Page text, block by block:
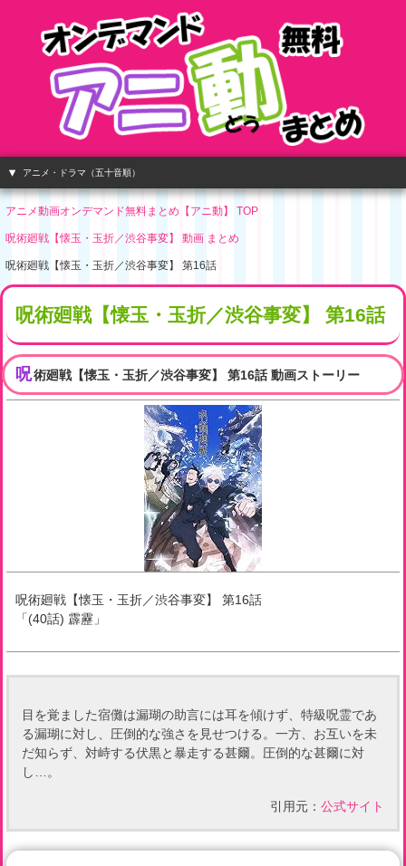
アニメ・ドラマ（五十音順）
アニメ動画オンデマンド無料まとめ【アニ動】 TOP
呪術廻戦【懐玉・玉折／渋谷事変】 動画 まとめ
呪術廻戦【懐玉・玉折／渋谷事変】 第16話
呪術廻戦【懐玉・玉折／渋谷事変】 第16話
呪術廻戦【懐玉・玉折／渋谷事変】 第16話 動画ストーリー
呪術廻戦【懐玉・玉折／渋谷事変】 第16話
「(40話) 霹靂 」
目を覚ました宿儺は漏瑚の助言には耳を傾けず、特級呪霊であ
る漏瑚に対し、圧倒的な強さを見せつける。一方、お互いを未
だ知らず、対峙する伏黒と暴走する甚爾。圧倒的な甚爾に対
し…。
引用元： 公式サイト